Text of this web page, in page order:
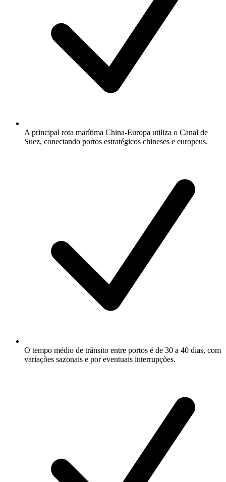
A principal rota marítima China-Europa utiliza o Canal de
Suez, conectando portos estratégicos chineses e europeus.
O tempo médio de trânsito entre portos é de 30 a 40 dias, com
variações sazonais e por eventuais interrupções.